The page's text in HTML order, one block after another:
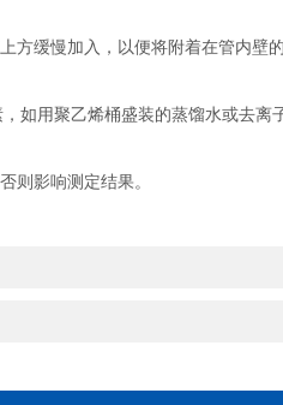
缓慢加入，以便将附着在管内壁
如用聚乙烯桶盛装的蒸馏水或去
则影响测定结果。